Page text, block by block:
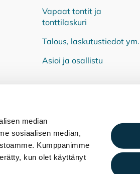
median
sosiaalisen median,
Kumppanimme
kun olet käyttänyt
Vapaat tontit ja
tonttilaskuri
Talous, laskutustiedot ym.
Asioi ja osallistu
Henkilötietojen